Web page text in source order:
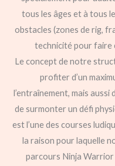
tous les âges et à tous
obstacles (zones de rig,
technicité pour faire
Le concept de notre
profiter d’un
l’entraînement, mais
de surmonter un défi
est l’une des courses
la raison pour laquelle
parcours Ninja